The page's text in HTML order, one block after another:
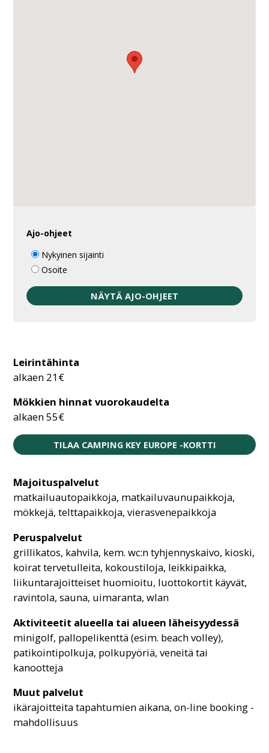
Leirintähinta
alkaen 21€
Mökkien hinnat vuorokaudelta
alkaen 55€
TILAA CAMPING KEY EUROPE -KORTTI
Majoituspalvelut
matkailuautopaikkoja, matkailuvaunupaikkoja,
mökkejä, telttapaikkoja, vierasvenepaikkoja
Peruspalvelut
grillikatos, kahvila, kem. wc:n tyhjennyskaivo, kioski,
koirat tervetulleita, kokoustiloja, leikkipaikka,
liikuntarajoitteiset huomioitu, luottokortit käyvät,
ravintola, sauna, uimaranta, wlan
Aktiviteetit alueella tai alueen läheisyydessä
minigolf, pallopelikenttä (esim. beach volley),
patikointipolkuja, polkupyöriä, veneitä tai
kanootteja
Muut palvelut
ikärajoitteita tapahtumien aikana, on-line booking -
mahdollisuus
Ajo-ohjeet
Nykyinen sijainti
Osoite